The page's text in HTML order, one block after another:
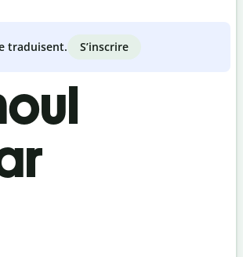
traduisent. S’inscrire